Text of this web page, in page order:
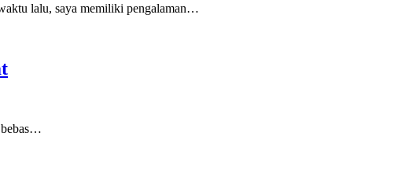
lalu, saya memiliki pengalaman…
bebas…